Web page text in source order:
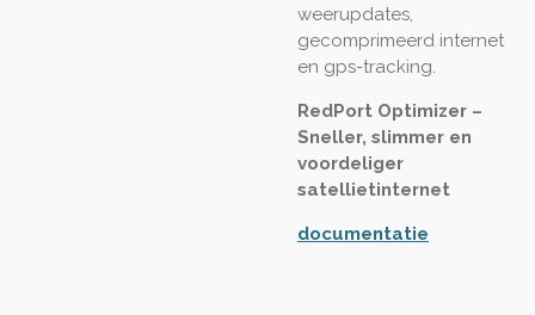
weerupdates,
gecomprimeerd internet
en gps-tracking.
RedPort Optimizer –
Sneller, slimmer en
voordeliger
satellietinternet
documentatie